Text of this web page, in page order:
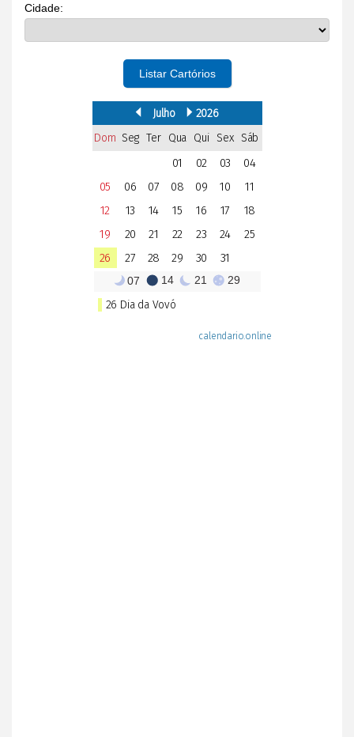
Cidade:
Listar Cartórios